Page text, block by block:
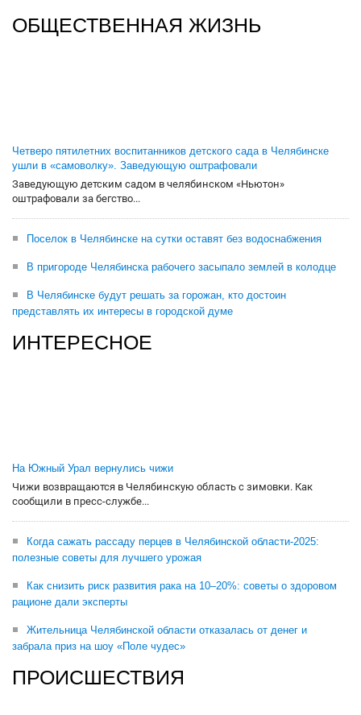
ОБЩЕСТВЕННАЯ ЖИЗНЬ
Четверо пятилетних воспитанников детского сада в Челябинске
ушли в «самоволку». Заведующую оштрафовали
Заведующую детским садом в челябинском «Ньютон»
оштрафовали за бегство...
Поселок в Челябинске на сутки оставят без водоснабжения
В пригороде Челябинска рабочего засыпало землей в колодце
В Челябинске будут решать за горожан, кто достоин
представлять их интересы в городской думе
ИНТЕРЕСНОЕ
На Южный Урал вернулись чижи
Чижи возвращаются в Челябинскую область с зимовки. Как
сообщили в пресс-службе...
Когда сажать рассаду перцев в Челябинской области-2025:
полезные советы для лучшего урожая
Как снизить риск развития рака на 10–20%: советы о здоровом
рационе дали эксперты
Жительница Челябинской области отказалась от денег и
забрала приз на шоу «Поле чудес»
ПРОИСШЕСТВИЯ